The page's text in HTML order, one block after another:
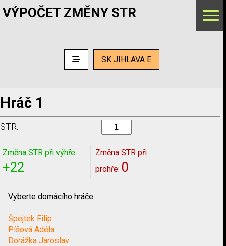
VÝPOČET ZMĚNY STR
SK JIHLAVA E
Hráč 1
STR:
Změna STR při výhře:
+22
Změna STR při
prohře: 0
Vyberte domácího hráče:
Špejtek Filip
Píšová Adéla
Dorážka Jaroslav